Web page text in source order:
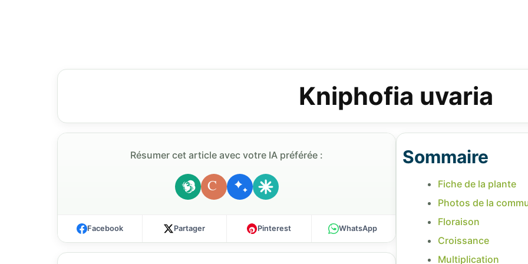
Kniphofia uvaria
Résumer cet article avec votre IA préférée :
C
Facebook Partager Pinterest WhatsApp
Sommaire
Fiche de la plante
Photos de la
Floraison
Croissance
Multiplication